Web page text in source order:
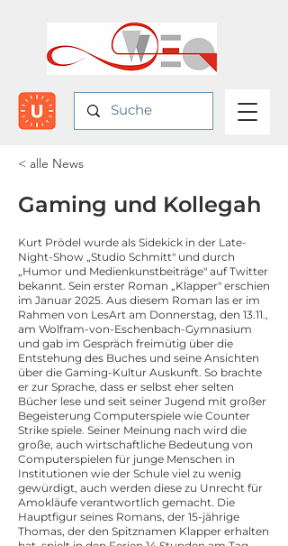
< alle News
Gaming und Kollegah
Kurt Prödel wurde als Sidekick in der Late-
Night-Show „Studio Schmitt" und durch
„Humor und Medienkunstbeiträge" auf Twitter
bekannt. Sein erster Roman „Klapper" erschien
im Januar 2025. Aus diesem Roman las er im
Rahmen von LesArt am Donnerstag, den 13.11.,
am Wolfram-von-Eschenbach-Gymnasium
und gab im Gespräch freimütig über die
Entstehung des Buches und seine Ansichten
über die Gaming-Kultur Auskunft. So brachte
er zur Sprache, dass er selbst eher selten
Bücher lese und seit seiner Jugend mit großer
Begeisterung Computerspiele wie Counter
Strike spiele. Seiner Meinung nach wird die
große, auch wirtschaftliche Bedeutung von
Computerspielen für junge Menschen in
Institutionen wie der Schule viel zu wenig
gewürdigt, auch werden diese zu Unrecht für
Amokläufe verantwortlich gemacht. Die
Hauptfigur seines Romans, der 15-jährige
Thomas, der den Spitznamen Klapper erhalten